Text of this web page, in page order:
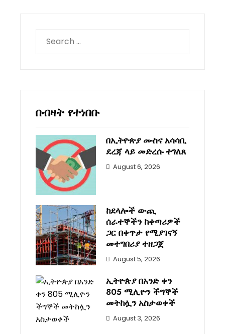
for:
በብዛት የተነበቡ
በኢትዮጵያ ሙስና አሳሳቢ
ደረጃ ላይ መድረሱ ተገለጸ
August 6, 2026
ከደላሎች ውጪ
ሰራተኞችን ከቀጣሪዎች
ጋር በቀጥታ የሚያገናኝ
መተግበሪያ ተዘጋጀ
August 5, 2026
ኢትዮጵያ በአንድ ቀን
805 ሚሊዮን ችግኞች
መትከሏን አስታወቀች
August 3, 2026